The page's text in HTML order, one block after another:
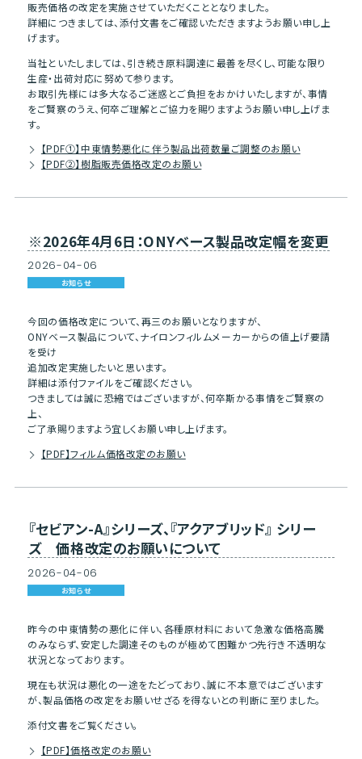
販売価格の改定を実施させていただくこととなりました。
詳細につきましては、添付文書をご確認いただきますようお願い申し上
げます。
当社といたしましては、引き続き原料調達に最善を尽くし、可能な限り
生産・出荷対応に努めて参ります。
お取引先様には多大なるご迷惑とご負担をおかけいたしますが、事情
をご賢察のうえ、何卒ご理解とご協力を賜りますようお願い申し上げま
す。
【PDF①】中東情勢悪化に伴う製品出荷数量ご調整のお願い
【PDF②】樹脂販売価格改定のお願い
※2026年4月6日：ONYベース製品改定幅を変更
2026-04-06
お知らせ
今回の価格改定について、再三のお願いとなりますが、
ONYベース製品について、ナイロンフィルムメーカーからの値上げ要請
を受け
追加改定実施したいと思います。
詳細は添付ファイルをご確認ください。
つきましては誠に恐縮ではございますが、何卒斯かる事情をご賢察の
上、
ご了承賜りますよう宜しくお願い申し上げます。
【PDF】フィルム価格改定のお願い
『セビアン-A』シリーズ、『アクアブリッド』 シリー
ズ 価格改定のお願いについて
2026-04-06
お知らせ
昨今の中東情勢の悪化に伴い、各種原材料において急激な価格高騰
のみならず、安定した調達そのものが極めて困難かつ先行き不透明な
状況となっております。
現在も状況は悪化の一途をたどっており、誠に不本意ではございます
が、製品価格の改定をお願いせざるを得ないとの判断に至りました。
添付文書をご覧ください。
【PDF】価格改定のお願い